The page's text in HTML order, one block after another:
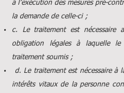
à l’exécution des mesures pré-
la demande de celle-ci ;
c. Le traitement est nécessaire
obligation légales à laquelle le
traitement soumis ;
d. Le traitement est nécessaire à
intérêts vitaux de la personne